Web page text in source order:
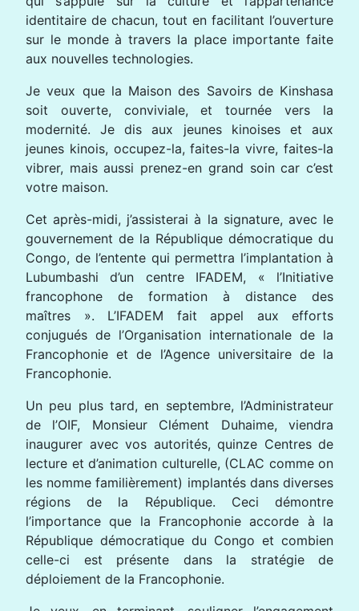
identitaire de chacun, tout en facilitant l’ouverture
sur le monde à travers la place importante faite
aux nouvelles technologies.
Je veux que la Maison des Savoirs de Kinshasa
soit ouverte, conviviale, et tournée vers la
modernité. Je dis aux jeunes kinoises et aux
jeunes kinois, occupez-la, faites-la vivre, faites-la
vibrer, mais aussi prenez-en grand soin car c’est
votre maison.
Cet après-midi, j’assisterai à la signature, avec le
gouvernement de la République démocratique du
Congo, de l’entente qui permettra l’implantation à
Lubumbashi d’un centre IFADEM, « l’Initiative
francophone de formation à distance des
maîtres ». L’IFADEM fait appel aux efforts
conjugués de l’Organisation internationale de la
Francophonie et de l’Agence universitaire de la
Francophonie.
Un peu plus tard, en septembre, l’Administrateur
de l’OIF, Monsieur Clément Duhaime, viendra
inaugurer avec vos autorités, quinze Centres de
lecture et d’animation culturelle, (CLAC comme on
les nomme familièrement) implantés dans diverses
régions de la République. Ceci démontre
l’importance que la Francophonie accorde à la
République démocratique du Congo et combien
celle-ci est présente dans la stratégie de
déploiement de la Francophonie.